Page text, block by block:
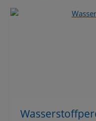
reaktiv, so das schon